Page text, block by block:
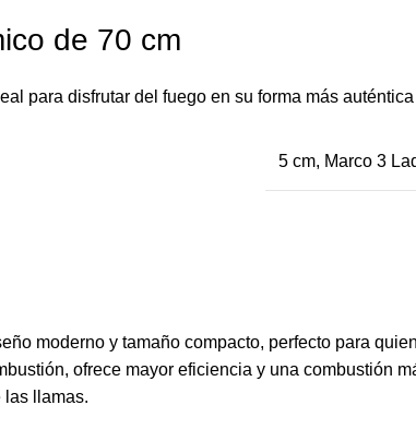
de 70 cm
para disfrutar del fuego en su forma más
5 cm, Marco 3
moderno y tamaño compacto, perfecto para
ofrece mayor eficiencia y una combustión
las llamas.